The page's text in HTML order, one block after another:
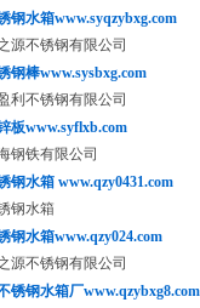
钢水箱www.syqzybxg.com
源不锈钢有限公司
钢棒www.sysbxg.com
利不锈钢有限公司
板www.syflxb.com
钢铁有限公司
钢水箱 www.qzy0431.com
钢水箱
钢水箱www.qzy024.com
源不锈钢有限公司
锈钢水箱厂www.qzybxg8.com